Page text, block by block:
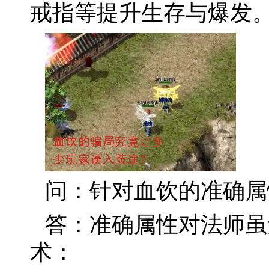
戒指等提升生存与爆发
问：针对血饮的准确
答：准确属性对法师
术：